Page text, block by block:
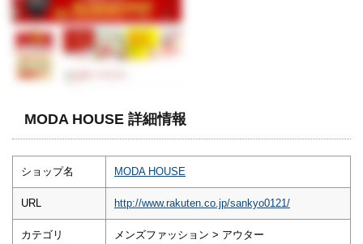
MODA HOUSE 詳細情報
ショップ名 MODA HOUSE
URL http://www.rakuten.co.jp/sankyo0121/
カテゴリ メンズファッション > アウター